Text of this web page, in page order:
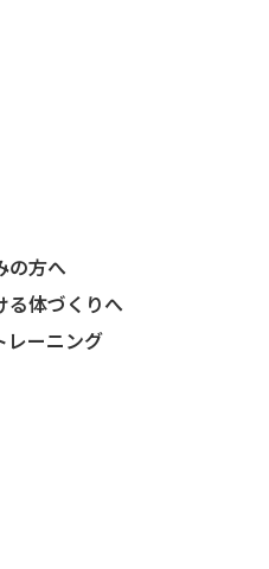
の方へ
る体づくりへ
レーニング